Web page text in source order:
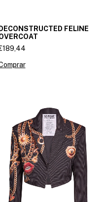
DECONSTRUCTED FELINE